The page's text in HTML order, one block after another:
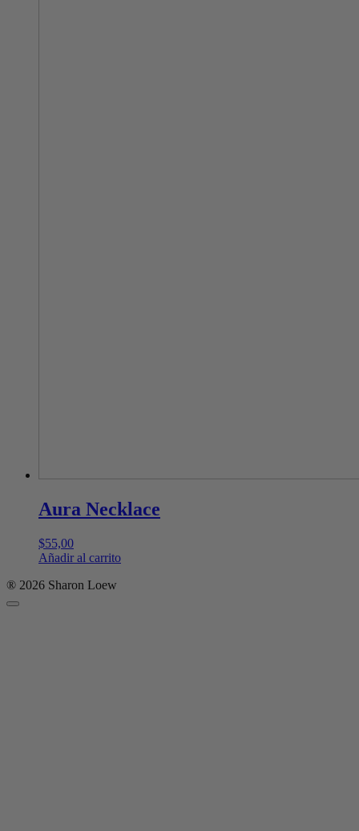
Aura Necklace
$55,00
Añadir al carrito
® 2026 Sharon Loew